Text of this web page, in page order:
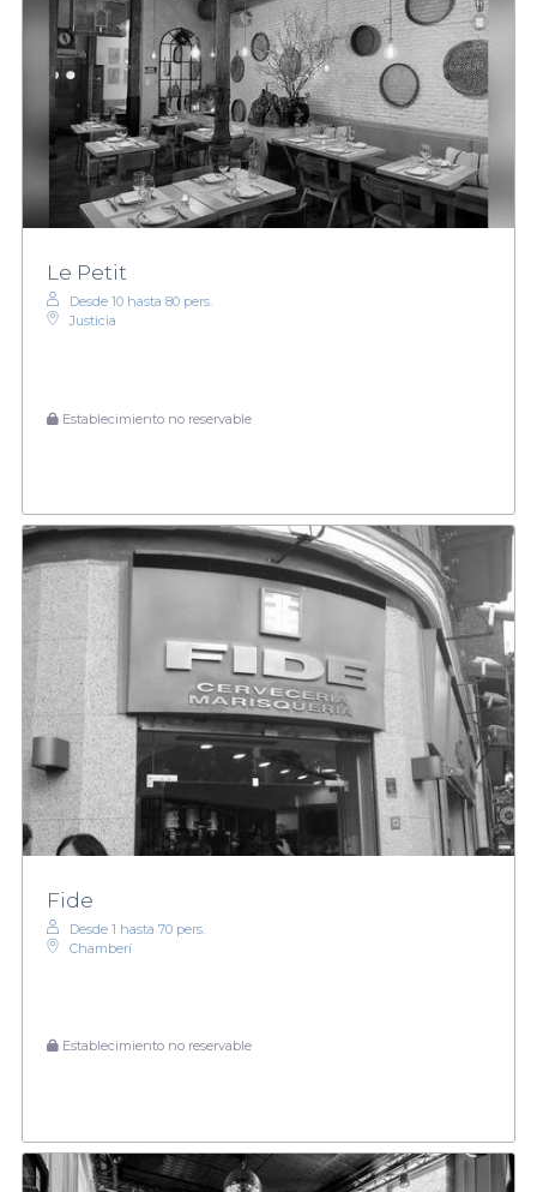
Le Petit
Desde 10 hasta 80 pers.
Justicia
Establecimiento no reservable
Fide
Desde 1 hasta 70 pers.
Chamberí
Establecimiento no reservable